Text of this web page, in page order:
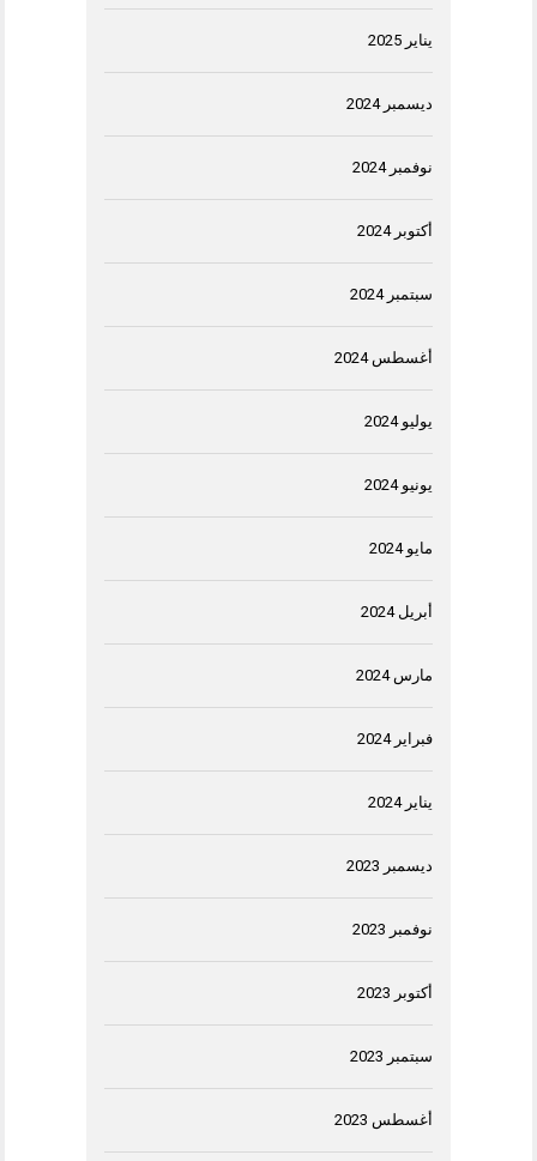
يناير 2025
ديسمبر 2024
نوفمبر 2024
أكتوبر 2024
سبتمبر 2024
أغسطس 2024
يوليو 2024
يونيو 2024
مايو 2024
أبريل 2024
مارس 2024
فبراير 2024
يناير 2024
ديسمبر 2023
نوفمبر 2023
أكتوبر 2023
سبتمبر 2023
أغسطس 2023